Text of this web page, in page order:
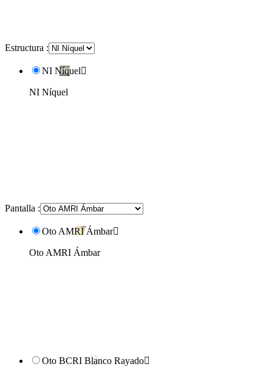
Estructura :
NI Níquel
NI Níquel
Pantalla :
Oto AMRI Ámbar
Oto AMRI Ámbar
Oto BCRI Blanco Rayado